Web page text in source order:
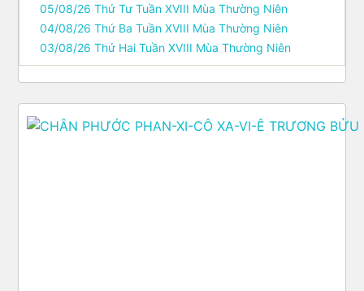
05/08/26 Thứ Tư Tuần XVIII Mùa Thường Niên
04/08/26 Thứ Ba Tuần XVIII Mùa Thường Niên
03/08/26 Thứ Hai Tuần XVIII Mùa Thường Niên